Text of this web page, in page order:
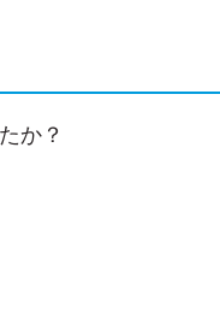
か？